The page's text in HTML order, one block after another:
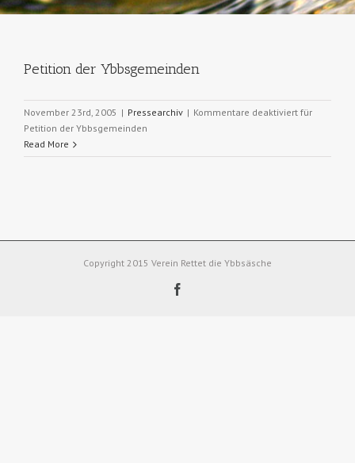
Petition der Ybbsgemeinden
November 23rd, 2005 | Pressearchiv | Kommentare deaktiviert für
Petition der Ybbsgemeinden
Read More
Copyright 2015 Verein Rettet die Ybbsäsche